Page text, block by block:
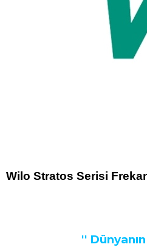
Wilo Stratos Serisi
''